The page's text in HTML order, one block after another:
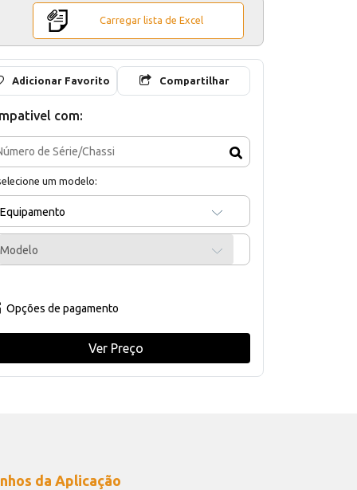
Carregar lista de Excel
Adicionar Favorito Compartilhar
com:
um modelo:
Equipamento
Modelo
Opções de pagamento
Ver Preço
da Aplicação